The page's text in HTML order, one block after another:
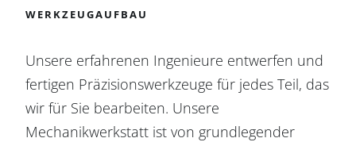
WERKZEUGAUFBAU
Unsere erfahrenen Ingenieure entwerfen und
fertigen Präzisionswerkzeuge für jedes Teil, das
wir für Sie bearbeiten. Unsere
Mechanikwerkstatt ist von grundlegender